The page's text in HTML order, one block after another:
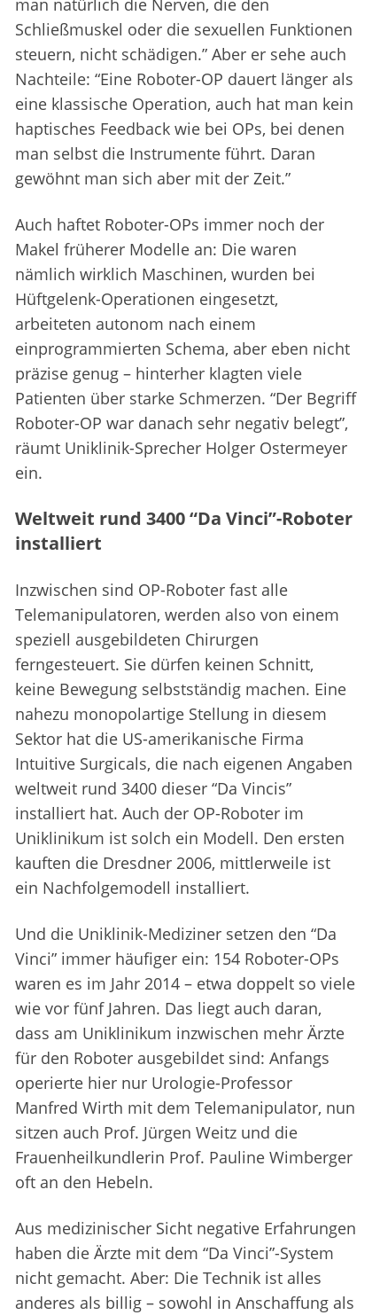
man natürlich die Nerven, die den
Schließmuskel oder die sexuellen Funktionen
steuern, nicht schädigen.” Aber er sehe auch
Nachteile: “Eine Roboter-OP dauert länger als
eine klassische Operation, auch hat man kein
haptisches Feedback wie bei OPs, bei denen
man selbst die Instrumente führt. Daran
gewöhnt man sich aber mit der Zeit.”
Auch haftet Roboter-OPs immer noch der
Makel früherer Modelle an: Die waren
nämlich wirklich Maschinen, wurden bei
Hüftgelenk-Operationen eingesetzt,
arbeiteten autonom nach einem
einprogrammierten Schema, aber eben nicht
präzise genug – hinterher klagten viele
Patienten über starke Schmerzen. “Der Begriff
Roboter-OP war danach sehr negativ belegt”,
räumt Uniklinik-Sprecher Holger Ostermeyer
ein.
Weltweit rund 3400 “Da Vinci”-Roboter
installiert
Inzwischen sind OP-Roboter fast alle
Telemanipulatoren, werden also von einem
speziell ausgebildeten Chirurgen
ferngesteuert. Sie dürfen keinen Schnitt,
keine Bewegung selbstständig machen. Eine
nahezu monopolartige Stellung in diesem
Sektor hat die US-amerikanische Firma
Intuitive Surgicals, die nach eigenen Angaben
weltweit rund 3400 dieser “Da Vincis”
installiert hat. Auch der OP-Roboter im
Uniklinikum ist solch ein Modell. Den ersten
kauften die Dresdner 2006, mittlerweile ist
ein Nachfolgemodell installiert.
Und die Uniklinik-Mediziner setzen den “Da
Vinci” immer häufiger ein: 154 Roboter-OPs
waren es im Jahr 2014 – etwa doppelt so viele
wie vor fünf Jahren. Das liegt auch daran,
dass am Uniklinikum inzwischen mehr Ärzte
für den Roboter ausgebildet sind: Anfangs
operierte hier nur Urologie-Professor
Manfred Wirth mit dem Telemanipulator, nun
sitzen auch Prof. Jürgen Weitz und die
Frauenheilkundlerin Prof. Pauline Wimberger
oft an den Hebeln.
Aus medizinischer Sicht negative Erfahrungen
haben die Ärzte mit dem “Da Vinci”-System
nicht gemacht. Aber: Die Technik ist alles
anderes als billig – sowohl in Anschaffung als